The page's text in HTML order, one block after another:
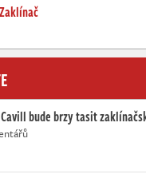
Zaklínač
bude brzy tasit